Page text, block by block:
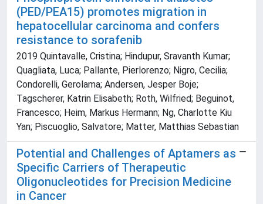
(PED/PEA15) promotes migration in
hepatocellular carcinoma and confers
resistance to sorafenib
2019 Quintavalle, Cristina; Hindupur, Sravanth Kumar;
Quagliata, Luca; Pallante, Pierlorenzo; Nigro, Cecilia;
Condorelli, Gerolama; Andersen, Jesper Boje;
Tagscherer, Katrin Elisabeth; Roth, Wilfried; Beguinot,
Francesco; Heim, Markus Hermann; Ng, Charlotte Kiu
Yan; Piscuoglio, Salvatore; Matter, Matthias Sebastian
Potential and Challenges of Aptamers as
Specific Carriers of Therapeutic
Oligonucleotides for Precision Medicine
in Cancer